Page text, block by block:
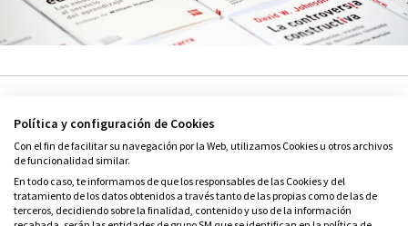
© Grupo SM
Política y configuración de Cookies
Con el fin de facilitar su navegación por la Web, utilizamos Cookies u otros archivos
de funcionalidad similar.
En todo caso, te informamos de que los responsables de las Cookies y del
tratamiento de los datos obtenidos a través tanto de las propias como de las de
terceros, decidiendo sobre la finalidad, contenido y uso de la información